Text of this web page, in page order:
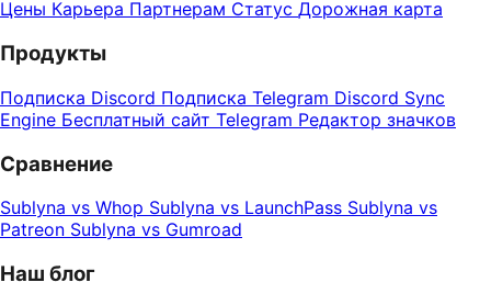
Цены Карьера Партнерам Статус Дорожная карта
Продукты
Подписка Discord Подписка Telegram Discord Sync
Engine Бесплатный сайт Telegram Редактор значков
Сравнение
Sublyna vs Whop Sublyna vs LaunchPass Sublyna vs
Patreon Sublyna vs Gumroad
Наш блог